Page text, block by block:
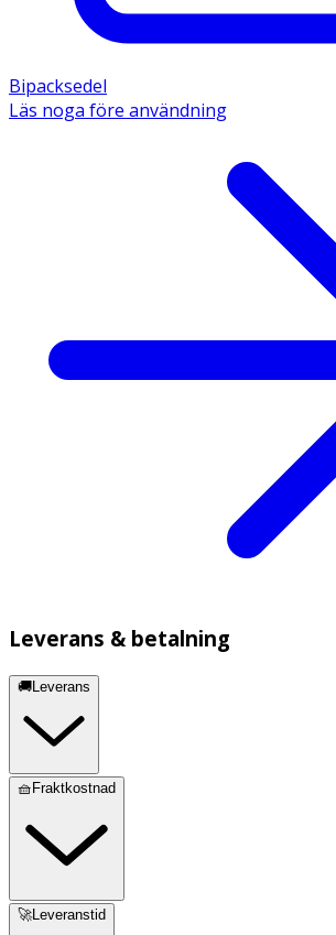
Bipacksedel
Läs noga före användning
Leverans & betalning
🚚Leverans
🧺Fraktkostnad
🚀Leveranstid